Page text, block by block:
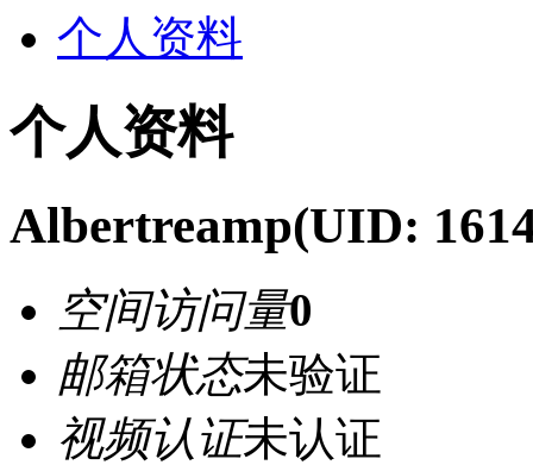
个人资料
个人资料
Albertreamp(UID:
空间访问量0
邮箱状态未验证
视频认证未认证